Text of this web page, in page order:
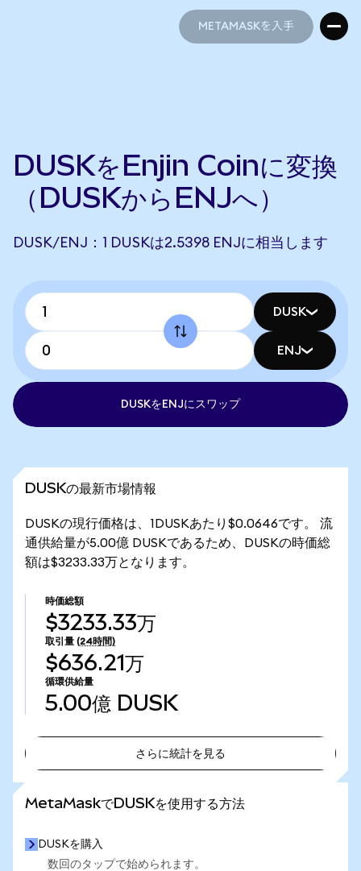
METAMASKを入手
DUSKをEnjin Coinに変換
（DUSKからENJへ）
DUSK/ENJ：1 DUSKは2.5398 ENJに相当します
DUSK
ENJ
DUSKをENJにスワップ
DUSKの最新市場情報
DUSKの現行価格は、1DUSKあたり$0.0646です。 流
通供給量が5.00億 DUSKであるため、DUSKの時価総
額は$3233.33万となります。
時価総額
$3233.33万
取引量 (24時間)
$636.21万
循環供給量
5.00億 DUSK
さらに統計を見る
MetaMaskでDUSKを使用する方法
DUSKを購入
数回のタップで始められます。